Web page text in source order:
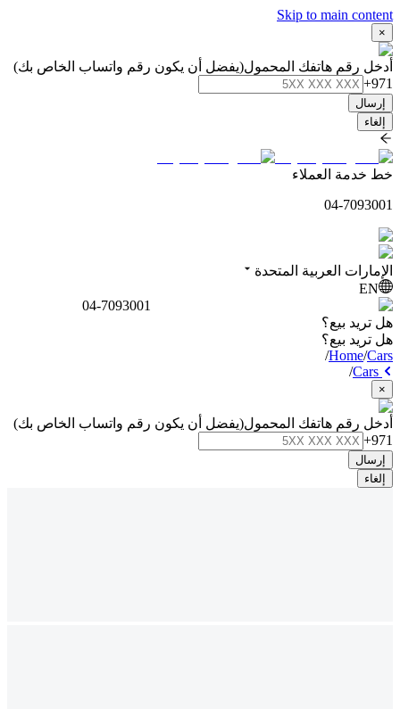
Skip to main content
×
أدخل رقم هاتفك المحمول(يفضل أن يكون رقم واتساب الخاص بك)
+971
إرسال
إلغاء
خط خدمة العملاء
04-7093001
الإمارات العربية المتحدة
EN
04-7093001
هل تريد بيع؟
هل تريد بيع؟
Home/Cars
/
/
×
أدخل رقم هاتفك المحمول(يفضل أن يكون رقم واتساب الخاص بك)
+971
إرسال
إلغاء